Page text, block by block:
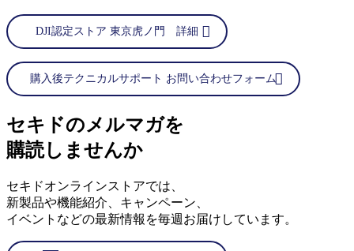
DJI認定ストア 東京虎ノ門 詳細
購入後テクニカルサポート お問い合わせフォーム
セキドのメルマガを
購読しませんか
セキドオンラインストアでは、
新製品や機能紹介、キャンペーン、
イベントなどの最新情報を毎週お届けしています。